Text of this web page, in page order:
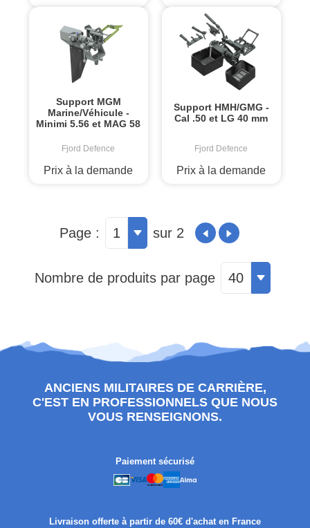
Support MGM
Marine/Véhicule -
Minimi 5.56 et MAG 58
Fjord Defence
Prix à la demande
Support HMH/GMG -
Cal .50 et LG 40 mm
Fjord Defence
Prix à la demande
Page : 1 sur 2
Nombre de produits par page 40
ANCIENS MILITAIRES DE CARRIÈRE,
C'EST EN PROFESSIONNELS QUE NOUS
VOUS RENSEIGNONS.
Paiement sécurisé
Livraison offerte à partir de 60€ d'achat en France